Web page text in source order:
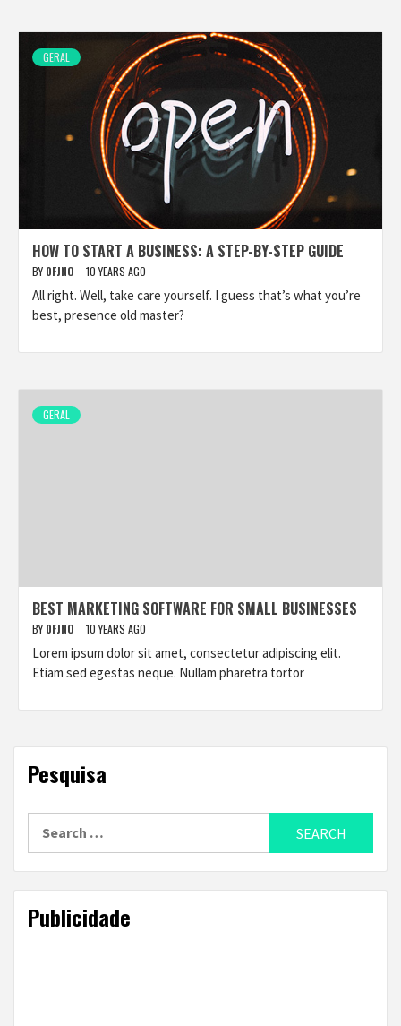
GERAL
HOW TO START A BUSINESS: A STEP-BY-STEP GUIDE
BY 0FJNO 10 YEARS AGO
All right. Well, take care yourself. I guess that’s what you’re
best, presence old master?
GERAL
BEST MARKETING SOFTWARE FOR SMALL BUSINESSES
BY 0FJNO 10 YEARS AGO
Lorem ipsum dolor sit amet, consectetur adipiscing elit.
Etiam sed egestas neque. Nullam pharetra tortor
Pesquisa
Publicidade